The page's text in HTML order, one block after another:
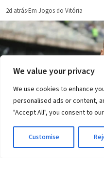
We value your privacy
We use cookies to enhance
personalised ads or content,
"Accept All", you consent to
Customise
2d atrás·Em Jogos do Vitória